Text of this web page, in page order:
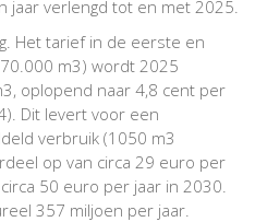
verlengd tot en met 2025.
Het tarief in de eerste en
m3) wordt 2025
oplopend naar 4,8 cent per
Dit levert voor een
verbruik (1050 m3
op van circa 29 euro per
50 euro per jaar in 2030.
357 miljoen per jaar.